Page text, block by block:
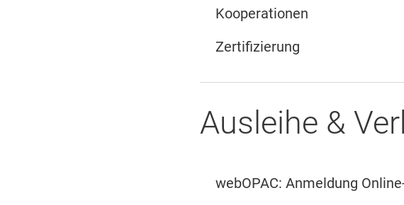
Kooperationen
Zertifizierung
Ausleihe &
webOPAC: Anmeldung